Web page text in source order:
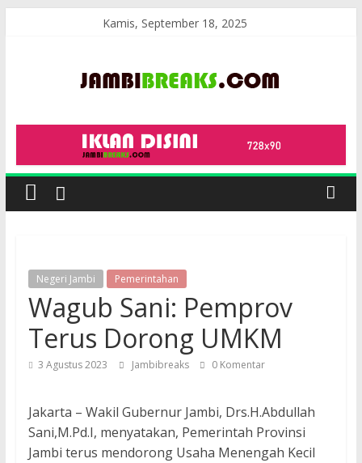
Kamis, September 18, 2025
JambiBreaks
Negeri Jambi Pemerintahan
Wagub Sani: Pemprov
Terus Dorong UMKM
3 Agustus 2023 Jambibreaks 0 Komentar
Jakarta – Wakil Gubernur Jambi, Drs.H.Abdullah
Sani,M.Pd.I, menyatakan, Pemerintah Provinsi
Jambi terus mendorong Usaha Menengah Kecil